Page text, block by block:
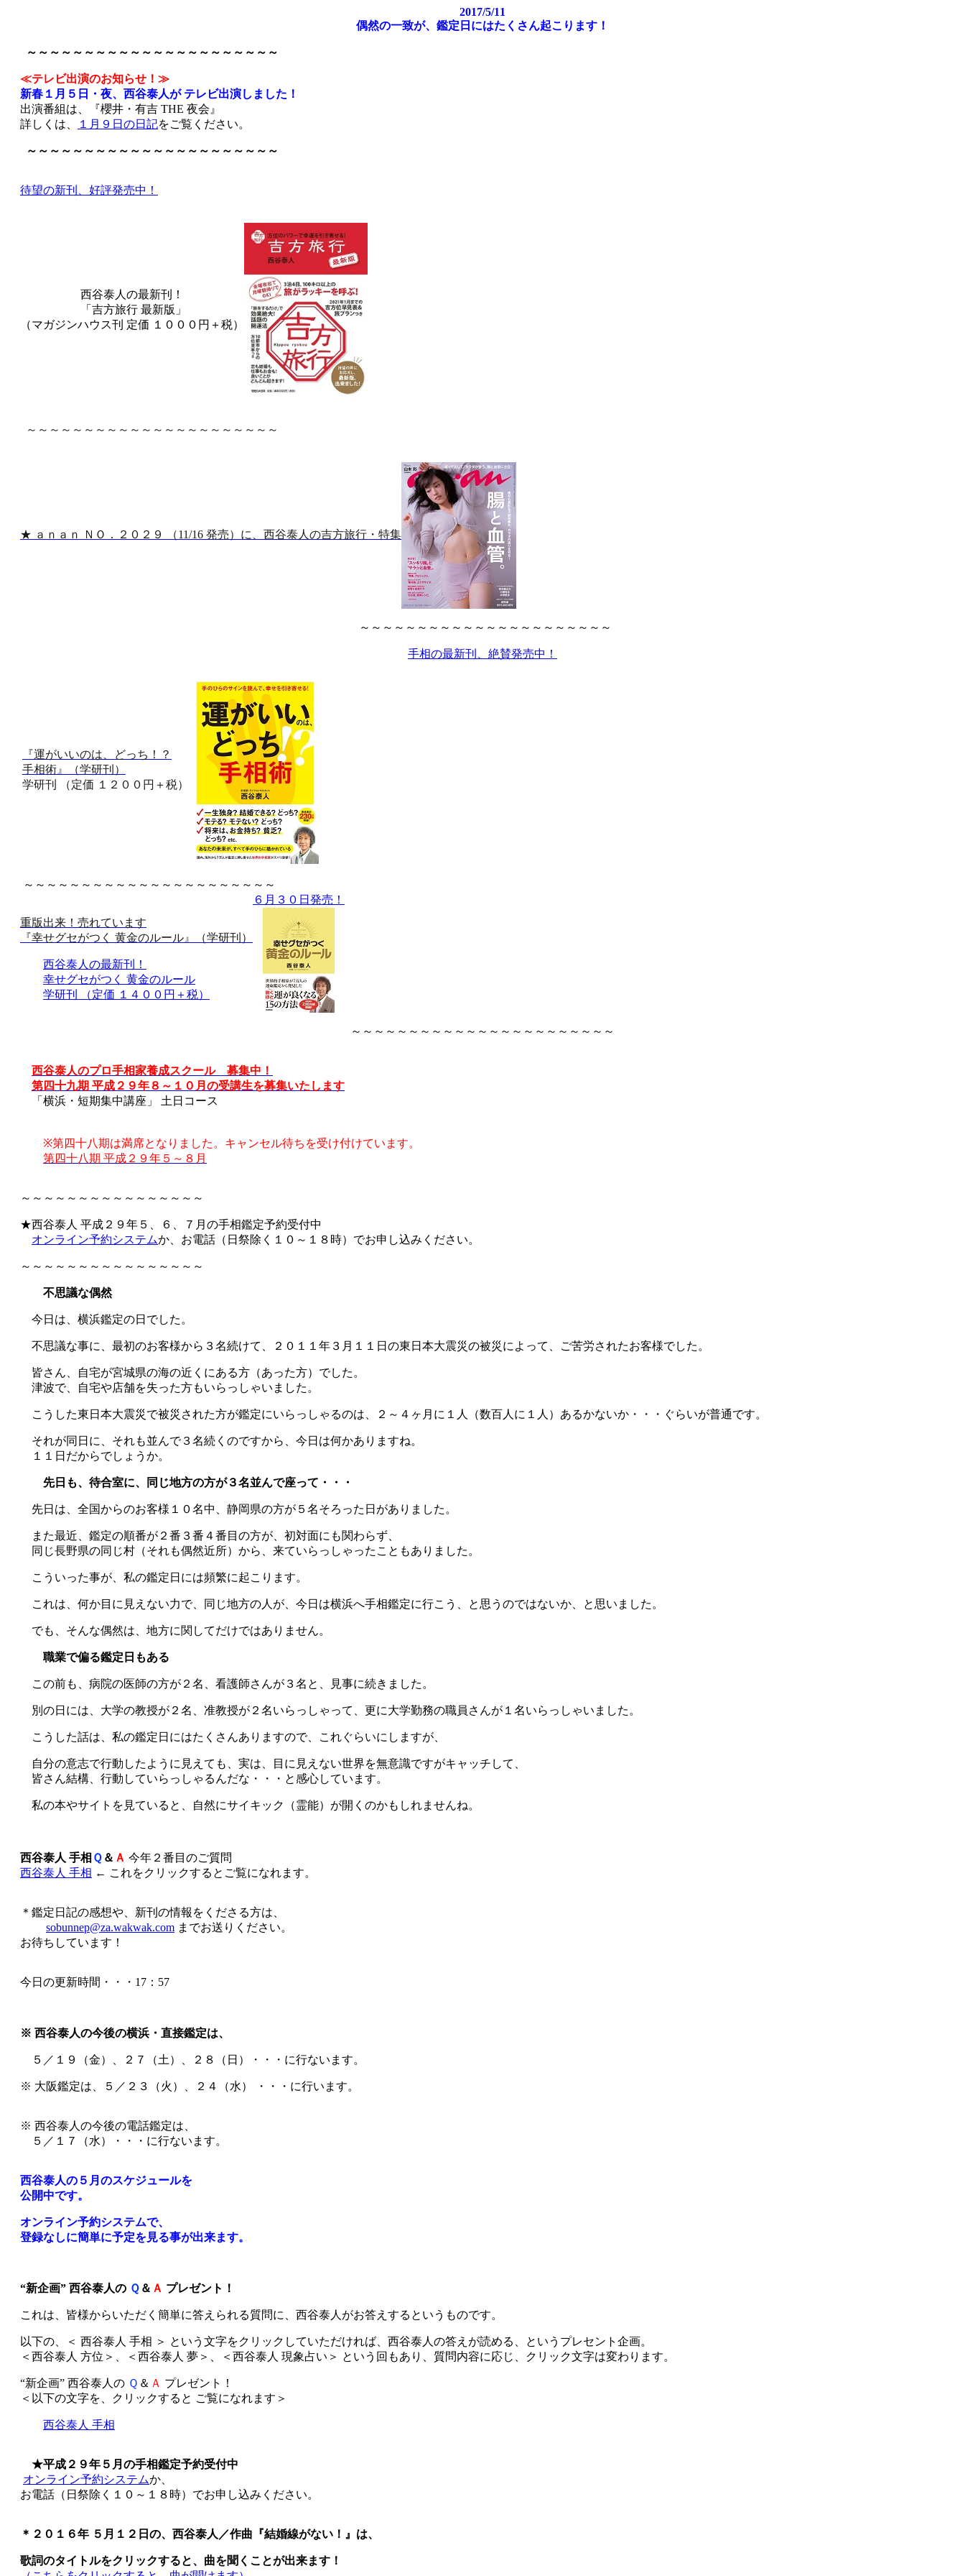
2017/5/11
偶然の一致が、鑑定日にはたくさん起こります！
～～～～～～～～～～～～～～～～～～～～～～
≪テレビ出演のお知らせ！≫
新春１月５日・夜、西谷泰人が テレビ出演しました！
出演番組は、『櫻井・有吉 THE 夜会』
詳しくは、
１月９日の日記をご覧ください。
～～～～～～～～～～～～～～～～～～～～～～
待望の新刊、好評発売中！
西谷泰人の最新刊！
「吉方旅行 最新版」
（マガジンハウス刊 定価 １０００円＋税）
～～～～～～～～～～～～～～～～～～～～～～
★ ａｎａｎ ＮＯ．２０２９ （11/16 発売）に、西谷泰人の吉方旅行・特集
～～～～～～～～～～～～～～～～～～～～～～
手相の最新刊、絶賛発売中！
『運がいいのは、どっち！？
手相術』（学研刊）
学研刊 （定価 １２００円＋税）
～～～～～～～～～～～～～～～～～～～～～～
重版出来！売れています
『幸せグセがつく 黄金のルール』（学研刊）
西谷泰人の最新刊！
幸せグセがつく 黄金のルール
学研刊 （定価 １４００円＋税）
６月３０日発売！
～～～～～～～～～～～～～～～～～～～～～～～
西谷泰人のプロ手相家養成スクール 募集中！
第四十九期 平成 ２９年８～１０月の受講生を募集いたします
「横浜・短期集中講座」 土日コース
※第四十八期は満席となりました。キャンセル待ちを受け付けています。
第四十八期 平成２９年５～８月
～～～～～～～～～～～～～～～～
★西谷泰人 平成２９年５、６、７月の手相鑑定予約受付中
オンライン予約システムか、お電話（日祭除く１０～１８時）でお申し込みください。
～～～～～～～～～～～～～～～～
不思議な偶然
今日は、横浜鑑定の日でした。
不思議な事に、最初のお客様から３名続けて、２０１１年３月１１日の東日本大震災の被災によって、ご苦労されたお客様でした。
皆さん、自宅が宮城県の海の近くにある方（あった方）でした。
津波で、自宅や店舗を失った方もいらっしゃいました。
こうした東日本大震災で被災された方が鑑定にいらっしゃるのは、２～４ヶ月に１人（数百人に１人）あるかないか・・・ぐらいが普通です。
それが同日に、それも並んで３名続くのですから、今日は何かありますね。
１１日だからでしょうか。
先日も、待合室に、同じ地方の方が３名並んで座って・・・
先日は、全国からのお客様１０名中、静岡県の方が５名そろった日がありました。
また最近、鑑定の順番が２番３番４番目の方が、初対面にも関わらず、
同じ長野県の同じ村（それも偶然近所）から、来ていらっしゃったこともありました。
こういった事が、私の鑑定日には頻繁に起こります。
これは、何か目に見えない力で、同じ地方の人が、今日は横浜へ手相鑑定に行こう、と思うのではないか、と思いました。
でも、そんな偶然は、地方に関してだけではありません。
職業で偏る鑑定日もある
この前も、病院の医師の方が２名、看護師さんが３名と、見事に続きました。
別の日には、大学の教授が２名、准教授が２名いらっしゃって、更に大学勤務の職員さんが１名いらっしゃいました。
こうした話は、私の鑑定日にはたくさんありますので、これぐらいにしますが、
自分の意志で行動したように見えても、実は、目に見えない世界を無意識ですがキャッチして、
皆さん結構、行動していらっしゃるんだな・・・と感心しています。
私の本やサイトを見ていると、自然にサイキック（霊能）が開くのかもしれませんね。
西谷泰人 手相 Ｑ ＆ Ａ 今年２番目のご質問
西谷泰人 手相 ← これをクリックするとご覧になれます。
＊鑑定日記の感想や、新刊の情報をくださる方は、
sobunnep@za.wakwak.com までお送りください。
お待ちしています！
今日の更新時間・・・17：57
※ 西谷泰人の今後の横浜・直接鑑定は、
５／１９（金）、２７（土）、２８（日）・・・に行ないます。
※ 大阪鑑定は、５／２３（火）、２４（水） ・・・に行います。
※ 西谷泰人の今後の電話鑑定は、
５／１７（水）・・・に行ないます。
西谷泰人の５月のスケジュールを
公開中です。
オンライン予約システムで、
登録なしに簡単に予定を見る事が出来ます。
“新企画” 西谷泰人の Ｑ ＆ Ａ プレゼント！
これは、皆様からいただく簡単に答えられる質問に、西谷泰人がお答えするというものです。
以下の、＜ 西谷泰人 手相 ＞ という文字をクリックしていただければ、西谷泰人の答えが読める、というプレセント企画。
＜西谷泰人 方位＞、＜西谷泰人 夢＞、＜西谷泰人 現象占い＞ という回もあり、質問内容に応じ、クリック文字は変わります。
“新企画” 西谷泰人の Ｑ ＆ Ａ プレゼント！
＜以下の文字を、クリックすると ご覧になれます＞
西谷泰人 手相
★平成２９年５月の手相鑑定予約受付中
オンライン予約システムか、
お電話（日祭除く１０～１８時）でお申し込みください。
＊２０１６年 ５月１２日の、西谷泰人／作曲『結婚線がない！』は、
歌詞のタイトルをクリックすると、曲を聞くことが出来ます！